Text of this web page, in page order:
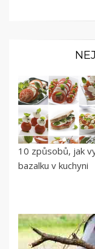
10 způsobů, jak
bazalku v kuchyni